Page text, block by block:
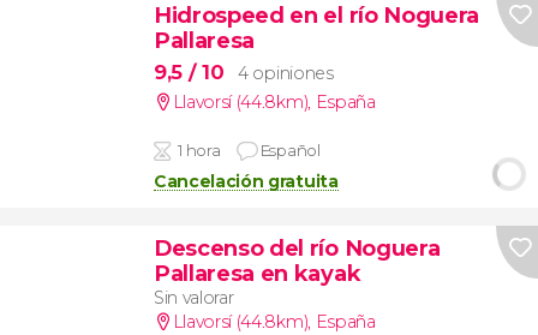
Hidrospeed en el río Noguera
Pallaresa
9,5 / 10
4 opiniones
Llavorsí (44.8km), España
1 hora Español
Cancelación gratuita
Descenso del río Noguera
Pallaresa en kayak
Sin valorar
Llavorsí (44.8km), España